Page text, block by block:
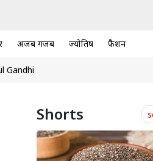
अजब गजब ज्योतिष फैशन
Gandhi
Shorts